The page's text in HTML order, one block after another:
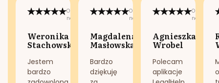
Opublikowano
na:
Weronika
Stachowska
Jestem
bardzo
Opublikowano
na:
Magdalena
Masłowska
Bardzo
dziękuję
na:
Agnieszka
Wrobel
Polecam
aplikacje